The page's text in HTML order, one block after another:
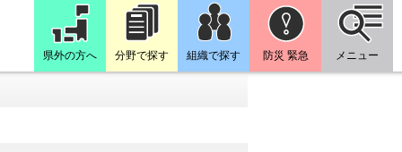
県外の方へ 分野で探す 組織で探す 防災 緊急 メニュー